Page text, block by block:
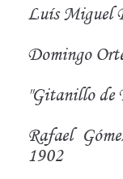
Luís Miguel
Domingo
"Gitanillo de
Rafael
1902